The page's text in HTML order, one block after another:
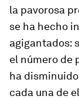
la pavorosa
se ha hecho
agigantados:
el número de
ha
cada una de